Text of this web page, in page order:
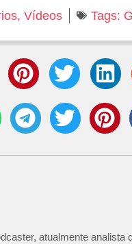
, Vídeos Tags:
atualmente analista